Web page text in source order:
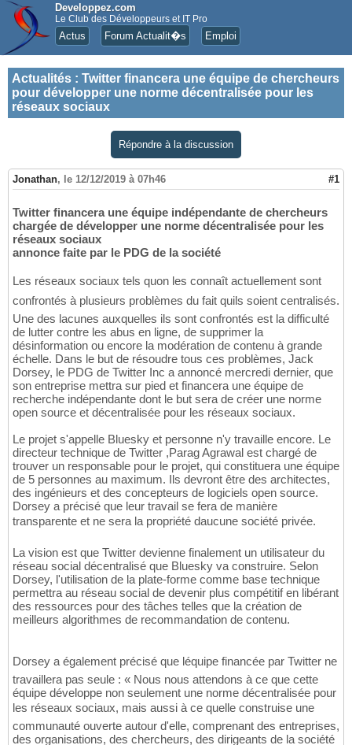
Developpez.com
Le Club des Développeurs et IT Pro
Actus Forum Actualit�s Emploi
Actualités : Twitter financera une équipe de chercheurs
pour développer une norme décentralisée pour les
réseaux sociaux
Répondre à la discussion
Jonathan, le 12/12/2019 à 07h46 #1
Twitter financera une équipe indépendante de chercheurs
chargée de développer une norme décentralisée pour les
réseaux sociaux
annonce faite par le PDG de la société
Les réseaux sociaux tels quon les connaît actuellement sont
confrontés à plusieurs problèmes du fait quils soient centralisés.
Une des lacunes auxquelles ils sont confrontés est la difficulté
de lutter contre les abus en ligne, de supprimer la
désinformation ou encore la modération de contenu à grande
échelle. Dans le but de résoudre tous ces problèmes, Jack
Dorsey, le PDG de Twitter Inc a annoncé mercredi dernier, que
son entreprise mettra sur pied et financera une équipe de
recherche indépendante dont le but sera de créer une norme
open source et décentralisée pour les réseaux sociaux.
Le projet s'appelle Bluesky et personne n'y travaille encore. Le
directeur technique de Twitter ,Parag Agrawal est chargé de
trouver un responsable pour le projet, qui constituera une équipe
de 5 personnes au maximum. Ils devront être des architectes,
des ingénieurs et des concepteurs de logiciels open source.
Dorsey a précisé que leur travail se fera de manière
transparente et ne sera la propriété daucune société privée.
La vision est que Twitter devienne finalement un utilisateur du
réseau social décentralisé que Bluesky va construire. Selon
Dorsey, l'utilisation de la plate-forme comme base technique
permettra au réseau social de devenir plus compétitif en libérant
des ressources pour des tâches telles que la création de
meilleurs algorithmes de recommandation de contenu.
Dorsey a également précisé que léquipe financée par Twitter ne
travaillera pas seule : « Nous nous attendons à ce que cette
équipe développe non seulement une norme décentralisée pour
les réseaux sociaux, mais aussi à ce quelle construise une
communauté ouverte autour d'elle, comprenant des entreprises,
des organisations, des chercheurs, des dirigeants de la société